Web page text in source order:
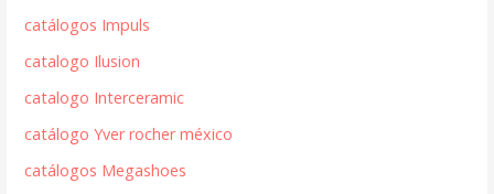
catálogos Impuls
catalogo Ilusion
catalogo Interceramic
catálogo Yver rocher méxico
catálogos Megashoes